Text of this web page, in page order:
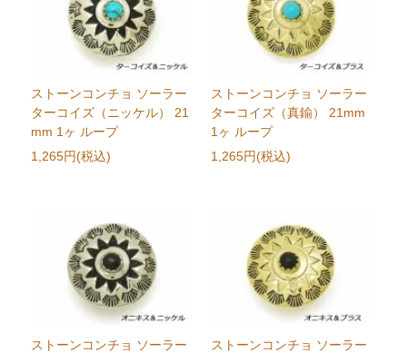
ストーンコンチョ ソーラー
ターコイズ（ニッケル） 21
mm 1ヶ ループ
1,265円(税込)
ストーンコンチョ ソーラー
ターコイズ（真鍮） 21mm
1ヶ ループ
1,265円(税込)
ストーンコンチョ ソーラー
ストーンコンチョ ソーラー